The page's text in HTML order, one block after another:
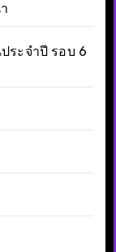
ระจำปี รอบ 6